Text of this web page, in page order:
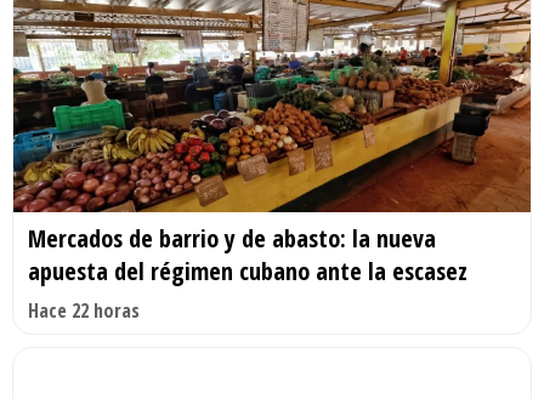
Mercados de barrio y de abasto: la nueva
apuesta del régimen cubano ante la escasez
Hace 22 horas